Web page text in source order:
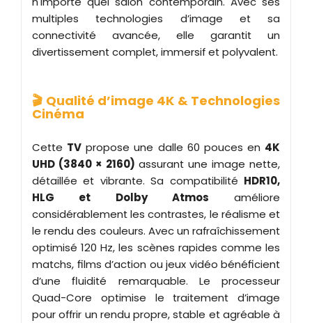
multiples technologies d’image et sa
connectivité avancée, elle garantit un
divertissement complet, immersif et polyvalent.
🎬 Qualité d’image 4K & Technologies
Cinéma
Cette TV propose une dalle 60 pouces en 4K
UHD (3840 × 2160) assurant une image nette,
détaillée et vibrante. Sa compatibilité HDR10,
HLG et Dolby Atmos améliore
considérablement les contrastes, le réalisme et
le rendu des couleurs. Avec un rafraîchissement
optimisé 120 Hz, les scènes rapides comme les
matchs, films d’action ou jeux vidéo bénéficient
d’une fluidité remarquable. Le processeur
Quad-Core optimise le traitement d’image
pour offrir un rendu propre, stable et agréable à